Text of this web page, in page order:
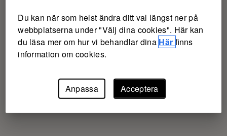
Du kan när som helst ändra ditt val längst ner på
webbplatserna under "Välj dina cookies". Här kan
du läsa mer om hur vi behandlar dina Här finns
information om cookies.
Anpassa Acceptera